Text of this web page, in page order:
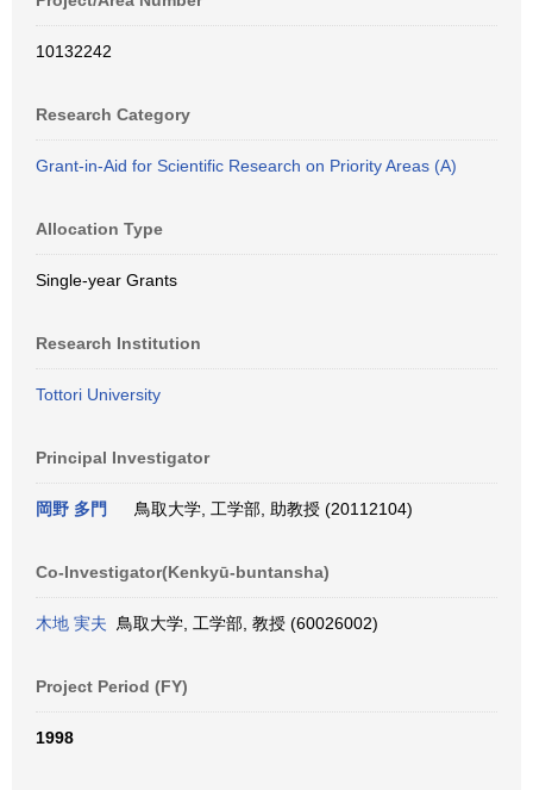
10132242
Research Category
Grant-in-Aid for Scientific Research on Priority Areas (A)
Allocation Type
Single-year Grants
Research Institution
Tottori University
Principal Investigator
岡野 多門 鳥取大学, 工学部, 助教授 (20112104)
Co-Investigator(Kenkyū-buntansha)
木地 実夫 鳥取大学, 工学部, 教授 (60026002)
Project Period (FY)
1998